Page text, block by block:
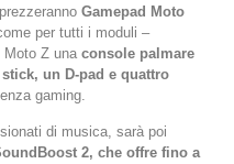
Gamepad Moto
per tutti i moduli –
Moto Z una console palmare
un D-pad e quattro
gaming.
di musica, sarà poi
2, che offre fino a